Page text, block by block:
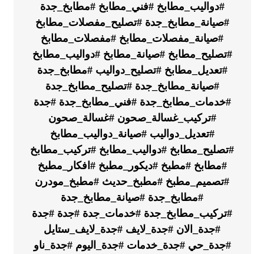
#دواليب_مطابخ #فني_مطابخ #مطابخ_جدة
#صيانة_مطابخ_جدة #تصليح_مفصلات_مطابخ
#صيانة_مفصلات_مطابخ #مفصلات_مطابخ
#تصليح_مطابخ #صيانة_مطابخ #دواليب_مطابخ
#تعديل_مطابخ #تصليح_دواليب #مطابخ_جدة
#صيانة_مطابخ_جدة #تصليح_مطابخ_جدة
#خدمات_مطابخ_جدة #فني_مطابخ_جدة #جدة
#تركيب_غسالة_صحون #غسالة_صحون
#تعديل_دواليب #صيانة_دواليب_مطابخ
#تصليح_مطابخ #دواليب_مطابخ #تركيب_مطابخ
#مطابخ #مطبخ #ديكور_مطبخ #افكار_مطبخ
#تصميم_مطبخ #مطبخ_حديث #مطبخ_مودرن
#مطابخ_جدة #صيانة_مطابخ_جدة
#تركيب_مطابخ_جدة #خدمات_جدة #جدة #جدة
#جدة_الان #جدة_لايف #جدة_لايف_ستايل
#جدة_حي #جدة_خدمات #جدة_اليوم #جدة_ناو